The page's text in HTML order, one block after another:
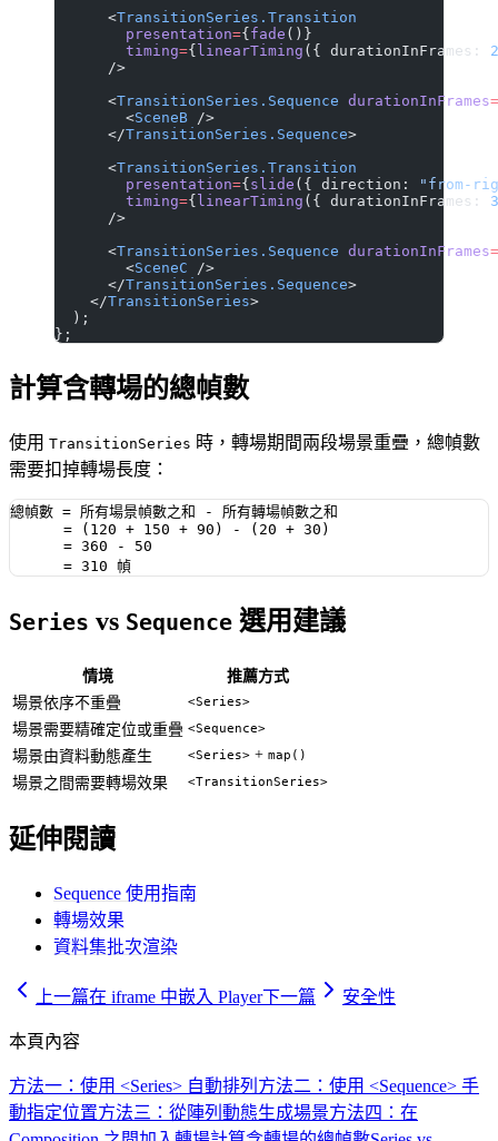
      <
TransitionSeries.Transition
        presentation
={ fade ()}
        timing
={ linearTiming ({ durationInFrames:
      />
      <
TransitionSeries.Sequence durationInFrames=
        <
SceneB />
      </
TransitionSeries.Sequence>
      <
TransitionSeries.Transition
        presentation
={ slide ({ direction:
"from-
        timing
={ linearTiming ({ durationInFrames:
      />
      <
TransitionSeries.Sequence durationInFrames=
        <
SceneC />
      </
TransitionSeries.Sequence>
    </
TransitionSeries>
  );
};
計算含轉場的總幀數
使用 TransitionSeries 時，轉場期間兩段場景重疊，總幀數
需要扣掉轉場長度：
總幀數 = 所有場景幀數之和 - 所有轉場幀數之和
      = (120 + 150 + 90) - (20 + 30)
      = 360 - 50
Series vs Sequence 選用建議
情境
推薦方式
場景依序不重疊
<Series>
場景需要精確定位或重疊 <Sequence>
場景由資料動態產生 <Series> + map()
場景之間需要轉場效果 <TransitionSeries>
延伸閱讀
Sequence 使用指南
轉場效果
資料集批次渲染
上一篇在 iframe 中嵌入 Player下一篇 安全性
本頁內容
方法一：使用 <Series> 自動排列 方法二：使用 <Sequence> 手
動指定位置方法三：從陣列動態生成場景方法四：在